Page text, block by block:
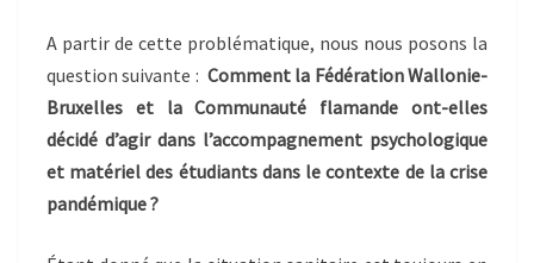
A partir de cette problématique, nous nous posons la
question suivante : Comment la Fédération Wallonie-
Bruxelles et la Communauté flamande ont-elles
décidé d’agir dans l’accompagnement psychologique
et matériel des étudiants dans le contexte de la crise
pandémique ?